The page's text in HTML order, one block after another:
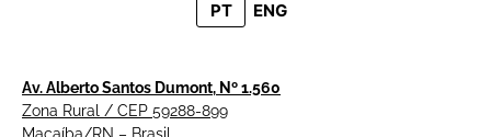
PT ENG
Av. Alberto Santos Dumont, Nº 1.560
Zona Rural / CEP 59288-899